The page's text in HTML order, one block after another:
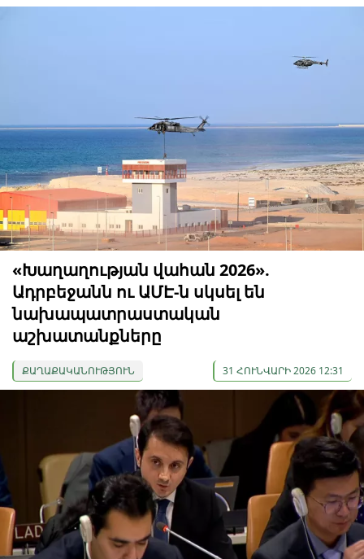
«Խաղաղության վահան 2026».
Ադրբեջանն ու ԱՄԷ-ն սկսել են
նախապատրաստական ​​
աշխատանքները
ՔԱՂԱՔԱԿԱՆՈՒԹՅՈՒՆ 31 ՀՈՒՆՎԱՐԻ 2026 12:31